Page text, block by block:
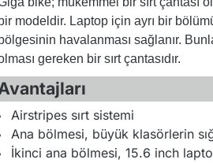
bir modeldir. Laptop için ayrı bir
bölgesinin havalanması sağlanır.
gereken bir sırt çantasıdır.
Airstripes sırt sistemi
Ana bölmesi, büyük klasörlerin
İkinci ana bölmesi, 15.6 inch